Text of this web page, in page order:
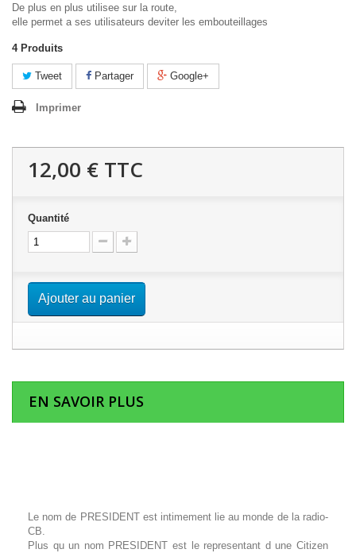
De plus en plus utilisee sur la route,
elle permet a ses utilisateurs deviter les embouteillages
4 Produits
Tweet Partager Google+
Imprimer
12,00 € TTC
Quantité
Ajouter au panier
EN SAVOIR PLUS
Le nom de PRESIDENT est intimement lie au monde de la radio-
CB.
Plus qu un nom PRESIDENT est le representant d une Citizen